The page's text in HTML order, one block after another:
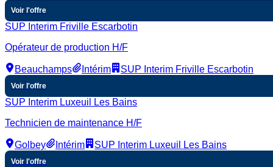
Voir l'offre
SUP Interim Friville Escarbotin
Opérateur de production H/F
Beauchamps Intérim SUP Interim Friville Escarbotin
Voir l'offre
SUP Interim Luxeuil Les Bains
Technicien de maintenance H/F
Golbey Intérim SUP Interim Luxeuil Les Bains
Voir l'offre